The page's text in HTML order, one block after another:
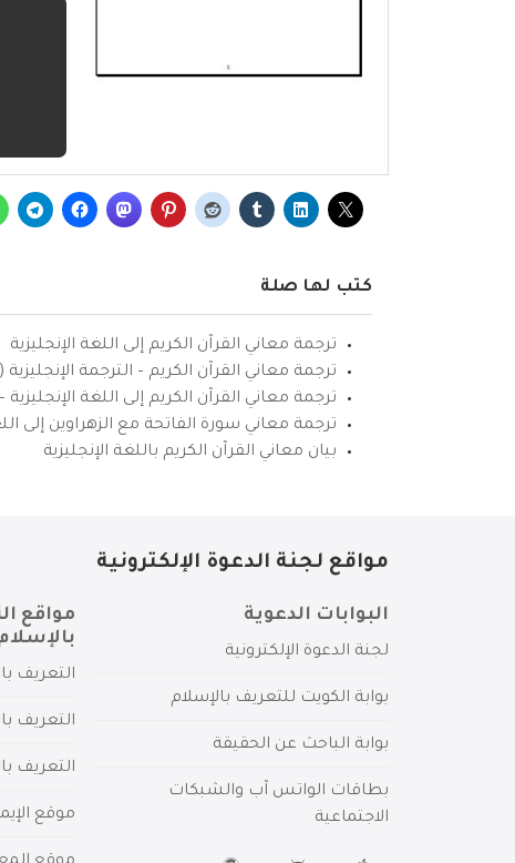
كتب لها صلة
ترجمة معاني القرآن الكريم إلى اللغة الإنجليزية
ترجمة معاني القرآن الكريم – الترجمة
ترجمة معاني القرآن الكريم إلى اللغة
ترجمة معاني سورة الفاتحة مع الزهراوين إلى
بيان معاني القرآن الكريم باللغة الإنجليزية
مواقع لجنة الدعوة الإلكترونية
البوابات الدعوية
لجنة الدعوة الإلكترونية
بوابة الكويت للتعريف بالإسلام
بوابة الباحث عن الحقيقة
بطاقات الواتس آب والشبكات
الاجتماعية
مواقع
التعريف
التعريف
التعريف
موقع